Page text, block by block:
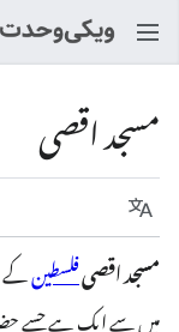
مسجد اقصی
زبان
مسجد اقصیفلسطینکے
میں سے ایک ہے جسے